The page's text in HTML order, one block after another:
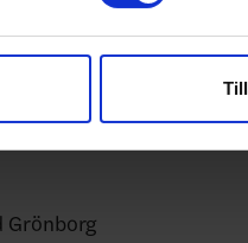
trafik. Vi
och analysföretag som
Grönborg